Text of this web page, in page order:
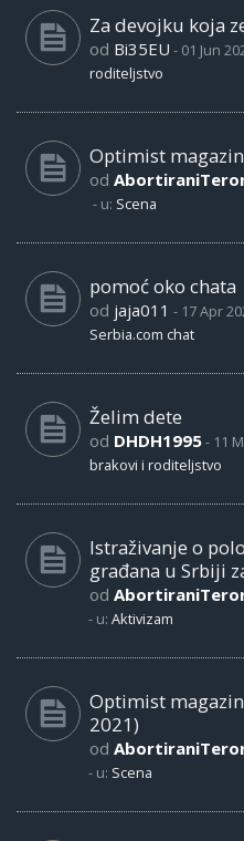
Za devojku koja
od Bi35EU - 01 Jun
roditeljstvo
Optimist
od
- u: Scena
pomoć oko chata
od jaja011 - 17 Apr
Serbia.com chat
Želim dete
od DHDH1995- 11
brakovi i roditeljstvo
Istraživanje o
građana u Srbiji
od
- u: Aktivizam
Optimist
2021)
od
- u: Scena